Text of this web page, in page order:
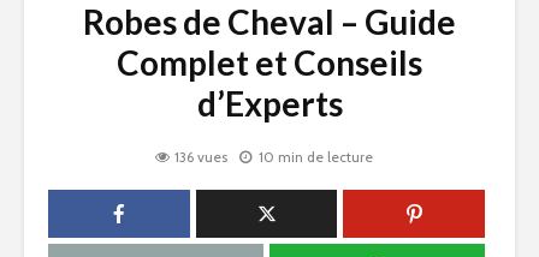
Robes de Cheval – Guide
Complet et Conseils
d’Experts
136 vues 10 min de lecture